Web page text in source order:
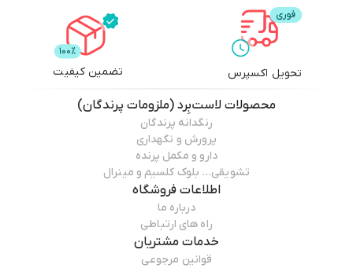
گلوکوناتکلسیم
جلوگیری از استرس در برابر تغییرات مانند:
تحویل اکسپرس تضمین کیفیت
محصولات لاست‌بِرد (ملزومات پرندگان)
رنگدانه پرندگان
پرورش و نگهداری
دارو و مکمل پرنده
تشویقی… بلوک کلسیم و مینرال
اطلاعات فروشگاه
درباره ما
راه های ارتباطی
خدمات مشتریان
قوانین مرجوعی